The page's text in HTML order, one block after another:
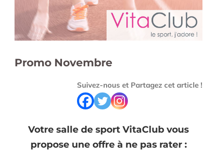
Promo Novembre
Suivez-nous et Partagez cet article !
Votre salle de sport VitaClub vous
propose une offre à ne pas rater :